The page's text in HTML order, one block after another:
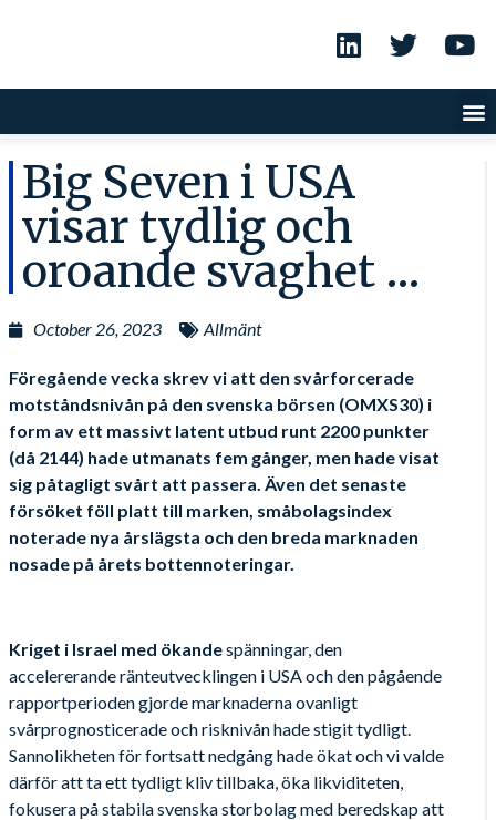
Big Seven i USA
visar tydlig och
oroande svaghet …
October 26, 2023 Allmänt
Föregående vecka skrev vi att den svårforcerade
motståndsnivån på den svenska börsen (OMXS30) i
form av ett massivt latent utbud runt 2200 punkter
(då 2144) hade utmanats fem gånger, men hade visat
sig påtagligt svårt att passera. Även det senaste
försöket föll platt till marken, småbolagsindex
noterade nya årslägsta och den breda marknaden
nosade på årets bottennoteringar.
Kriget i Israel med ökandespänningar, den
accelererande ränteutvecklingen i USA och den pågående
rapportperioden gjorde marknaderna ovanligt
svårprognosticerade och risknivån hade stigit tydligt.
Sannolikheten för fortsatt nedgång hade ökat och vi valde
därför att ta ett tydligt kliv tillbaka, öka likviditeten,
fokusera på stabila svenska storbolag med beredskap att